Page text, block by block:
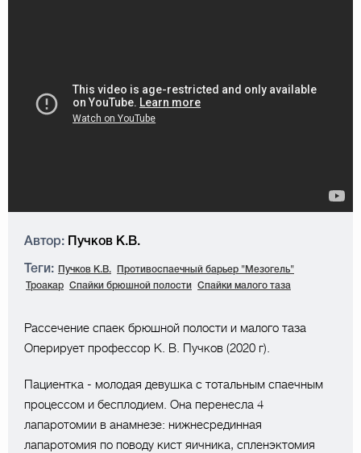
Автор: Пучков К.В.
Теги: Пучков К.В.
Противоспаечный барьер "Мезогель"
Троакар
Спайки брюшной полости Спайки малого таза
Рассечение спаек брюшной полости и малого таза
Оперирует профессор К. В. Пучков (2020 г).
Пациентка - молодая девушка с тотальным спаечным
процессом и бесплодием. Она перенесла 4
лапаротомии в анамнезе: нижнесрединная
лапаротомия по поводу кист яичника, спленэктомия